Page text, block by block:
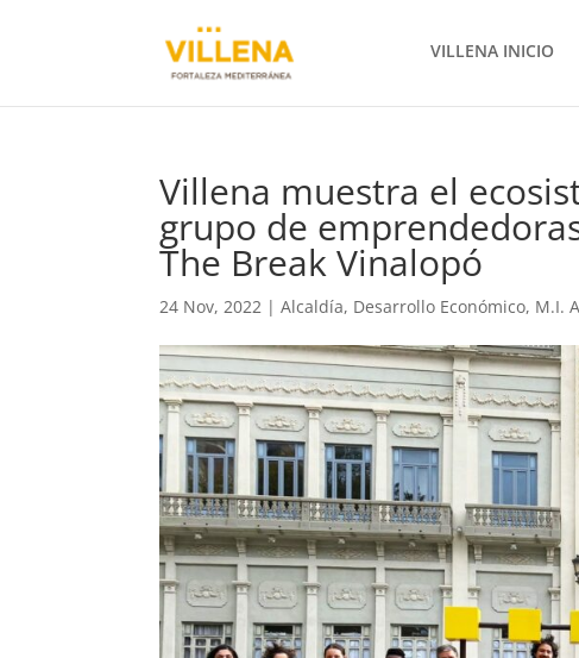
VILLENA INICIO
Villena muestra el
grupo de
The Break Vinalopó
24 Nov, 2022 |Alcaldía, Desarrollo Económico, M.I.